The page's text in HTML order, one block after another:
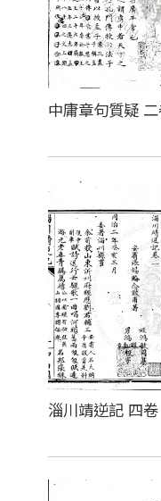
中庸章句質疑
淄川靖逆記 四卷